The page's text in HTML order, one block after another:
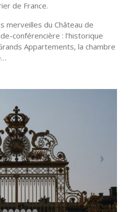
de France.
merveilles du Château de
conférencière : l’historique
Appartements, la chambre